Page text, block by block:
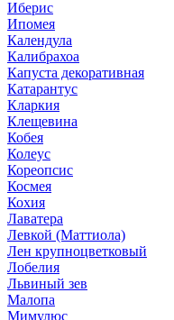
Иберис
Ипомея
Календула
Калибрахоа
Капуста декоративная
Катарантус
Кларкия
Клещевина
Кобея
Колеус
Кореопсис
Космея
Кохия
Лаватера
Левкой (Маттиола)
Лен крупноцветковый
Лобелия
Львиный зев
Малопа
Мимулюс